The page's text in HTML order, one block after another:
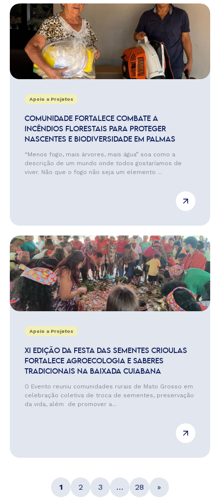
Apoio a Projetos
COMUNIDADE FORTALECE COMBATE A
INCÊNDIOS FLORESTAIS PARA PROTEGER
NASCENTES E BIODIVERSIDADE EM PALMAS
“Menos fogo, mais árvores, mais água” soa como a
descrição de um mundo onde todos gostaríamos de
viver. Não que o fogo não seja um elemento ...
Apoio a Projetos
XI EDIÇÃO DA FESTA DAS SEMENTES CRIOULAS
FORTALECE AGROECOLOGIA E SABERES
TRADICIONAIS NA BAIXADA CUIABANA
O Evento reuniu comunidades rurais de Mato Grosso em
celebração coletiva de troca de sementes, preservação
da vida, além de promover a...
1 2 3 … 28 »